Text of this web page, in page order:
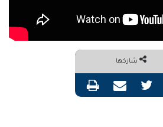
شاركها
فيسبوك تويتر مشاركة عبر البريد طباعة